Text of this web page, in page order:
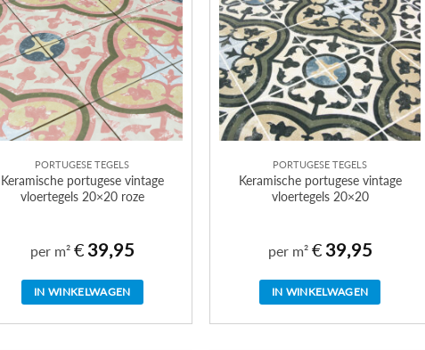
PORTUGESE TEGELS
Keramische portugese vintage
vloertegels 20×20 roze
per m² € 39,95
IN WINKELWAGEN
PORTUGESE TEGELS
Keramische portugese vintage
vloertegels 20×20
per m² € 39,95
IN WINKELWAGEN